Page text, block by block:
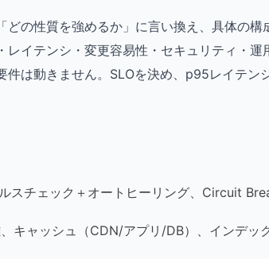
の性質を強めるか」に言い換え、具体の構
イテンシ・変更容易性・セキュリティ・運
は動きません。SLOを決め、p95レイテン
スチェック＋オートヒーリング、Circuit
キャッシュ（CDN/アプリ/DB）、インデッ